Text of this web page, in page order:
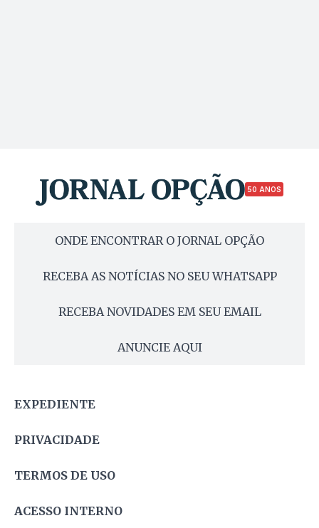
50 ANOS
ONDE ENCONTRAR O JORNAL OPÇÃO
RECEBA AS NOTÍCIAS NO SEU WHATSAPP
RECEBA NOVIDADES EM SEU EMAIL
ANUNCIE AQUI
EXPEDIENTE
PRIVACIDADE
TERMOS DE USO
ACESSO INTERNO